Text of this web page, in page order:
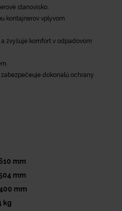
stanovisko.
kontajnerov vplyvom
zvyšuje komfort v odpadovom
dokonalú ochrany
mm
mm
mm
kg